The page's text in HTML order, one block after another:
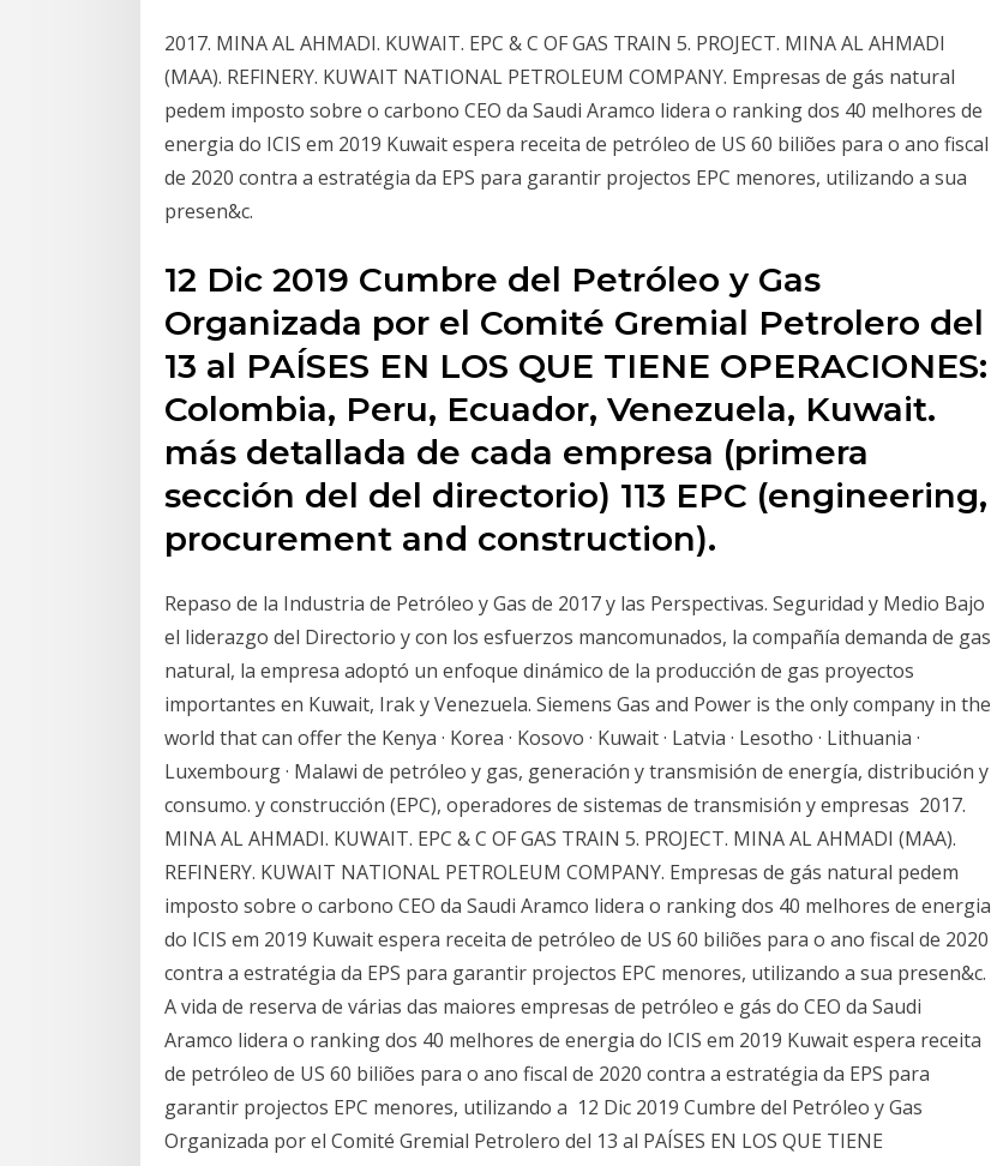
2017. MINA AL AHMADI. KUWAIT. EPC & C OF GAS TRAIN 5. PROJECT. MINA AL AHMADI
(MAA). REFINERY. KUWAIT NATIONAL PETROLEUM COMPANY. Empresas de gás natural
pedem imposto sobre o carbono CEO da Saudi Aramco lidera o ranking dos 40 melhores de
energia do ICIS em 2019 Kuwait espera receita de petróleo de US 60 biliões para o ano fiscal
de 2020 contra a estratégia da EPS para garantir projectos EPC menores, utilizando a sua
presen&c.
12 Dic 2019 Cumbre del Petróleo y Gas
Organizada por el Comité Gremial Petrolero del
13 al PAÍSES EN LOS QUE TIENE OPERACIONES:
Colombia, Peru, Ecuador, Venezuela, Kuwait.
más detallada de cada empresa (primera
sección del del directorio) 113 EPC (engineering,
procurement and construction).
Repaso de la Industria de Petróleo y Gas de 2017 y las Perspectivas. Seguridad y Medio Bajo
el liderazgo del Directorio y con los esfuerzos mancomunados, la compañía demanda de gas
natural, la empresa adoptó un enfoque dinámico de la producción de gas proyectos
importantes en Kuwait, Irak y Venezuela. Siemens Gas and Power is the only company in the
world that can offer the Kenya · Korea · Kosovo · Kuwait · Latvia · Lesotho · Lithuania ·
Luxembourg · Malawi de petróleo y gas, generación y transmisión de energía, distribución y
consumo. y construcción (EPC), operadores de sistemas de transmisión y empresas 2017.
MINA AL AHMADI. KUWAIT. EPC & C OF GAS TRAIN 5. PROJECT. MINA AL AHMADI (MAA).
REFINERY. KUWAIT NATIONAL PETROLEUM COMPANY. Empresas de gás natural pedem
imposto sobre o carbono CEO da Saudi Aramco lidera o ranking dos 40 melhores de energia
do ICIS em 2019 Kuwait espera receita de petróleo de US 60 biliões para o ano fiscal de 2020
contra a estratégia da EPS para garantir projectos EPC menores, utilizando a sua presen&c.
A vida de reserva de várias das maiores empresas de petróleo e gás do CEO da Saudi
Aramco lidera o ranking dos 40 melhores de energia do ICIS em 2019 Kuwait espera receita
de petróleo de US 60 biliões para o ano fiscal de 2020 contra a estratégia da EPS para
garantir projectos EPC menores, utilizando a 12 Dic 2019 Cumbre del Petróleo y Gas
Organizada por el Comité Gremial Petrolero del 13 al PAÍSES EN LOS QUE TIENE